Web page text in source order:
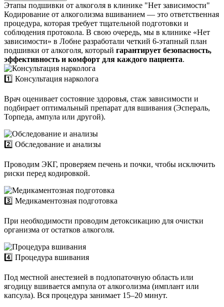
Этапы подшивки от алкоголя в клинике "Нет зависимости"
Кодирование от алкоголизма вшиванием — это ответственная
процедура, которая требует тщательной подготовки и
соблюдения протокола. В свою очередь, мы в клинике «Нет
зависимости» в Лобне разработали четкий 6-этапный план
подшивки от алкоголя, который гарантирует безопасность,
эффективность и комфорт для каждого пациента.
1️⃣ Консультация нарколога
Врач оценивает состояние здоровья, стаж зависимости и
подбирает оптимальный препарат для вшивания (Эспераль,
Торпеда, ампула или другой).
2️⃣ Обследование и анализы
Проводим ЭКГ, проверяем печень и почки, чтобы исключить
риски перед кодировкой.
3️⃣ Медикаментозная подготовка
При необходимости проводим детоксикацию для очистки
организма от остатков алкоголя.
4️⃣ Процедура вшивания
Под местной анестезией в подлопаточную область или
ягодицу вшивается ампула от алкоголизма (имплант или
капсула). Вся процедура занимает 15–20 минут.